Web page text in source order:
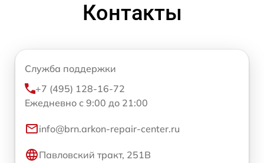
Контакты
Служба поддержки
+7 (495) 128-16-72
Ежедневно с 9:00 до 21:00
info@brn.arkon-repair-center.ru
Павловский тракт, 251В